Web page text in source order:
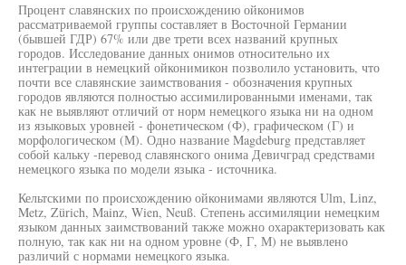
Процент славянских по происхождению ойконимов
рассматриваемой группы составляет в Восточной Германии
(бывшей ГДР) 67% или две трети всех названий крупных
городов. Исследование данных онимов относительно их
интеграции в немецкий ойконимикон позволило установить, что
почти все славянские заимствования - обозначения крупных
городов являются полностью ассимилированными именами, так
как не выявляют отличий от норм немецкого языка ни на одном
из языковых уровней - фонетическом (Ф), графическом (Г) и
морфологическом (М). Одно название Magdeburg представляет
собой кальку -перевод славянского онима Девичград средствами
немецкого языка по модели языка - источника.
Кельтскими по происхождению ойконимами являются Ulm, Linz,
Metz, Zürich, Mainz, Wien, Neuß. Степень ассимиляции немецким
языком данных заимствований также можно охарактеризовать как
полную, так как ни на одном уровне (Ф, Г, М) не выявлено
различий с нормами немецкого языка.